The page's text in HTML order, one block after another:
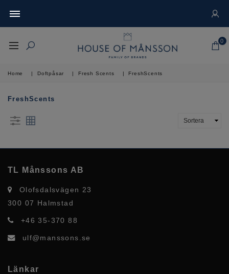
0
Home | Doftpåsar | Fresh Scents | FreshScents
FreshScents
TL Månssons AB
Olofsdalsvägen 23
300 07 Halmstad
+46 35-370 88
ulf@manssons.se
Länkar